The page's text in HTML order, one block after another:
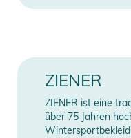
- Maschinenwäsche
- nicht bügeln
- keine chemische
- Wollwaschmittel
- separat waschen
ZIENER
ZIENER ist eine
über 75 Jahren